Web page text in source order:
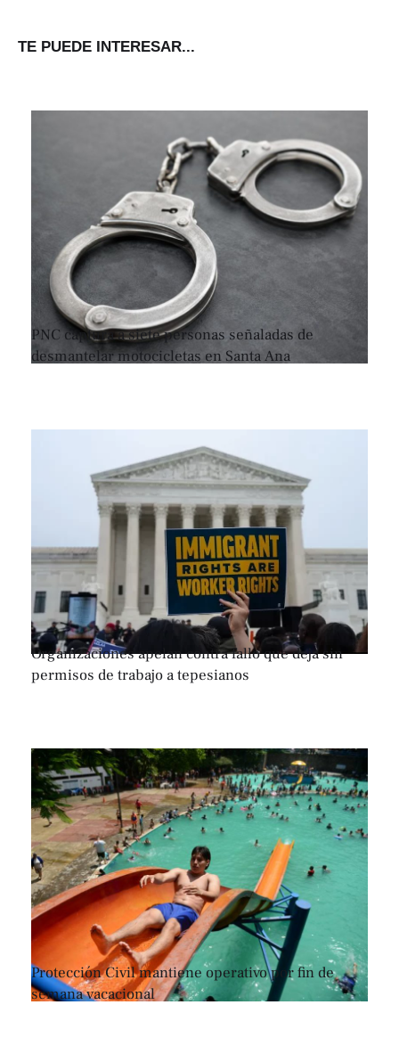
TE PUEDE INTERESAR...
PNC captura a siete personas señaladas de
desmantelar motocicletas en Santa Ana
Organizaciones apelan contra fallo que deja sin
permisos de trabajo a tepesianos
Protección Civil mantiene operativo por fin de
semana vacacional